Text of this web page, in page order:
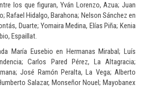
los que figuran, Yván Lorenzo, Azua; Juan
Rafael Hidalgo, Barahona; Nelson Sánchez en
Duarte; Yomaira Medina, Elías Piña; Kenia
Espaillat.
María Eusebio en Hermanas Mirabal; Luís
Carlos Pared Pérez, La Altagracia;
José Ramón Peralta, La Vega; Alberto
Salazar, Monseñor Nouel; Mayobanex